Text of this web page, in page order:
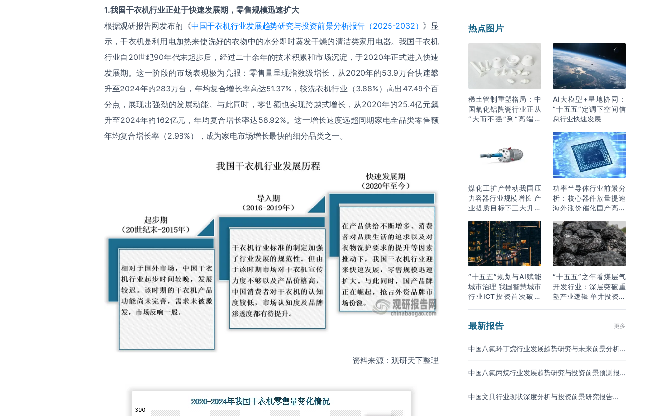
1.我国干衣机行业正处于快速发展期，零售规模迅速扩大
根据观研报告网发布的《中国干衣机行业发展趋势研究与投资前景分析报告（2025-2032） 》显
示，干衣机是利用电加热来使洗好的衣物中的水分即时蒸发干燥的清洁类家用电器。我国干衣机
行业自20世纪90年代末起步后，经过二十余年的技术积累和市场沉淀，于2020年正式进入快速
发展期。这一阶段的市场表现极为亮眼：零售量呈现指数级增长，从2020年的53.9万台快速攀
升至2024年的283万台，年均复合增长率高达51.37%，较洗衣机行业（3.88%）高出47.49个百
分点，展现出强劲的发展动能。与此同时，零售额也实现跨越式增长，从2020年的25.4亿元飙
升至2024年的162亿元，年均复合增长率达58.92%。这一增长速度远超同期家电全品类零售额
年均复合增长率（2.98%），成为家电市场增长最快的细分品类之一。
资料来源：观研天下整理
热点图片
稀土管制重塑格局：中
国氧化铝陶瓷行业正从
“大而不强”到“高端突
AI大模型+星地协同：
“十五五”定调下空间信
息行业快速发展
煤化工扩产带动我国压
力容器行业规模增长 产
业提质目标下三大升级
功率半导体行业前景分
析：核心器件放量提速
海外涨价催化国产高端
“十五五”规划与AI赋能
城市治理 我国智慧城市
行业ICT投资首次破万
“十五五”之年看煤层气
开发行业：深层突破重
塑产业逻辑 单井投资成
最新报告 更多
中国八氟环丁烷行业发展趋势研究与未来前景分析
中国八氟丙烷行业发展趋势研究与投资前景预测报
中国文具行业现状深度分析与投资前景研究报告